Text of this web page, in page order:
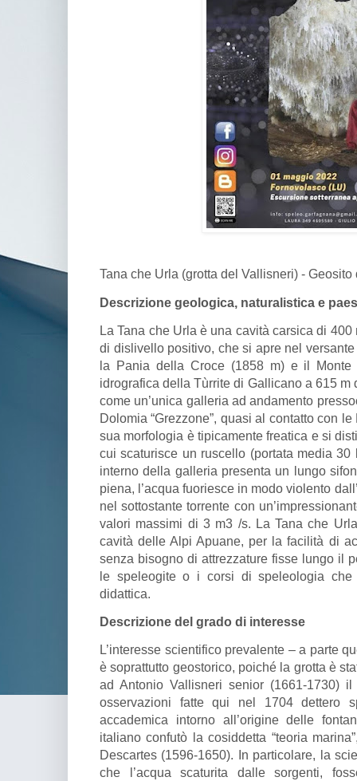
Tana che Urla (grotta del Vallisneri) -
Descrizione geologica, naturalistica e
La Tana che Urla è una cavità carsica di
di dislivello positivo, che si apre nel
la Pania della Croce (1858 m) e il Monte
idrografica della Tùrrite di Gallicano a 615 m
come un’unica galleria ad andamento
Dolomia “Grezzone”, quasi al contatto con
sua morfologia è tipicamente freatica e si
cui scaturisce un ruscello (portata media
interno della galleria presenta un lungo
piena, l’acqua fuoriesce in modo violento
nel sottostante torrente con
valori massimi di 3 m3 /s. La Tana che
cavità delle Alpi Apuane, per la facilità di
senza bisogno di attrezzature fisse lungo il
le speleogite o i corsi di speleologia che
didattica.
Descrizione del grado di interesse
L’interesse scientifico prevalente – a parte
è soprattutto geostorico, poiché la grotta è
ad Antonio Vallisneri senior (1661-1730)
osservazioni fatte qui nel 1704 dettero
accademica intorno all’origine delle
italiano confutò la cosiddetta “teoria
Descartes (1596-1650). In particolare, la
che l’acqua scaturita dalle sorgenti,